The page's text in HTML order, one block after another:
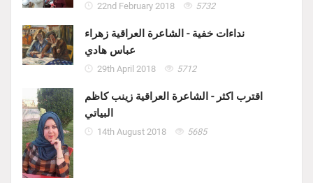
22nd February 2018 5732
نداءات خفية - الشاعرة العراقية زهراء
عباس هادي
29th April 2018 5712
اقترب اكثر - الشاعرة العراقية زينب كاظم
البياتي
14th August 2018 5685